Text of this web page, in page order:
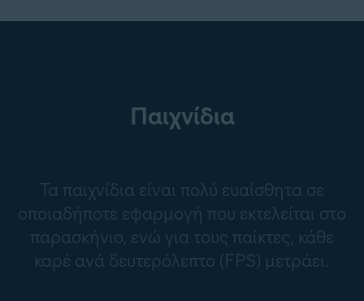
Παιχνίδια
Τα παιχνίδια είναι πολύ ευαίσθητα σε
οποιαδήποτε εφαρμογή που εκτελείται στο
παρασκήνιο, ενώ για τους παίκτες, κάθε
καρέ ανά δευτερόλεπτο (FPS) μετράει.